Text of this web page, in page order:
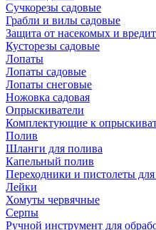
Сучкорезы садовые
Грабли и вилы садовые
Защита от насекомых и
Кусторезы садовые
Лопаты
Лопаты садовые
Лопаты снеговые
Ножовка садовая
Опрыскиватели
Комплектующие к
Полив
Шланги для полива
Капельный полив
Переходники и пистолеты
Лейки
Хомуты червячные
Серпы
Ручной инструмент для